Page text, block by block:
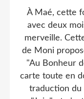
À Maé, cette
avec deux
merveille.
de Moni
"Au Bonheur
carte toute en
traduction du